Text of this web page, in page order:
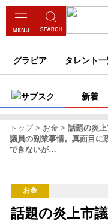
グラビア タレント
サブスク 新着
トップ お金
話題の炎
議員の副業事情。真面目に
できないが…
お金
話題の炎上市